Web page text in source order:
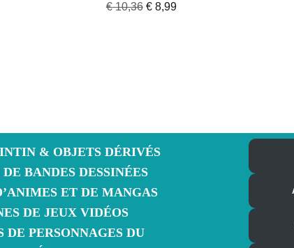
€10,36 €8,99
& OBJETS DÉRIVÉS
BANDES DESSINÉES
ET DE MANGAS
DE JEUX VIDÉOS
DE PERSONNAGES DU